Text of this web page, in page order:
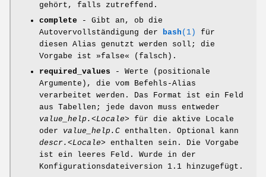
gehört, falls zutreffend.
complete - Gibt an, ob die
Autovervollständigung der bash (1)
für
diesen Alias genutzt werden soll; die
Vorgabe ist »false« (falsch).
required_values - Werte (positionale
Argumente), die vom Befehls-Alias
verarbeitet werden. Das Format ist ein Feld
aus Tabellen; jede davon muss entweder
value_help.<Locale> für die aktive Locale
oder value_help.C enthalten. Optional kann
descr.<Locale> enthalten sein. Die Vorgabe
ist ein leeres Feld. Wurde in der
Konfigurationsdateiversion 1.1 hinzugefügt.